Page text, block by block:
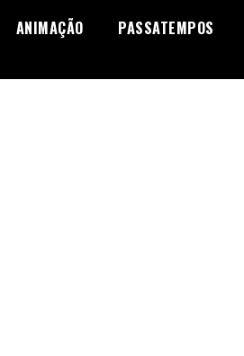
ANIMAÇÃO PASSATEMPOS